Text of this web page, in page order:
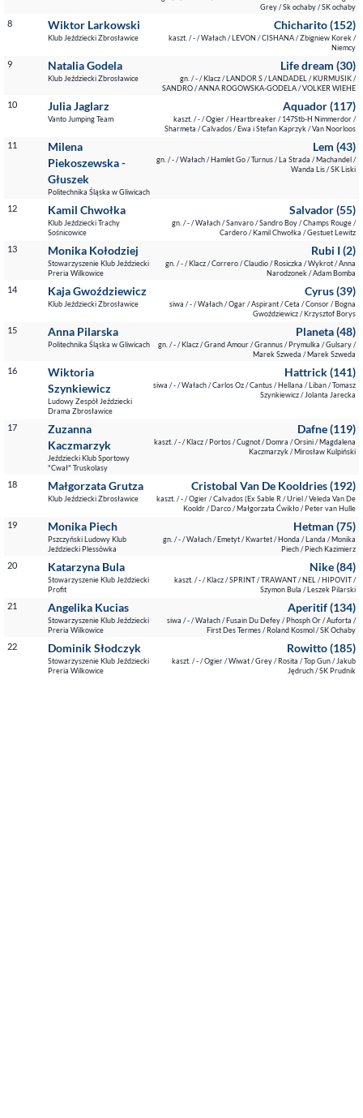
Grey / Sk ochaby / SK ochaby
8 Wiktor Larkowski
Klub Jeździecki Zbrosławice
Chicharito (152)
kaszt. / - / Wałach / LEVON / CISHANA / Zbigniew Korek /
Niemcy
9 Natalia Godela
Klub Jeździecki Zbrosławice
Life dream (30)
gn. / - / Klacz / LANDOR S / LANDADEL / KURMUSIK /
SANDRO / ANNA ROGOWSKA-GODELA / VOLKER WIEHE
10 Julia Jaglarz
Vanto Jumping Team
Aquador (117)
kaszt. / - / Ogier / Heartbreaker / 147Stb-H Nimmerdor /
Sharmeta / Calvados / Ewa i Stefan Kaprzyk / Van Noorloos
11
Milena
Piekoszewska -
Głuszek
Politechnika Śląska w Gliwicach
Lem (43)
gn. / - / Wałach / Hamlet Go / Turnus / La Strada / Machandel /
Wanda Lis / SK Liski
12 Kamil Chwołka
Klub Jeździecki Trachy
Sośnicowice
Salvador (55)
gn. / - / Wałach / Sanvaro / Sandro Boy / Champs Rouge /
Cardero / Kamil Chwołka / Gestuet Lewitz
13 Monika Kołodziej
Stowarzyszenie Klub Jeździecki
Preria Wilkowice
Rubi I (2)
gn. / - / Klacz / Correro / Claudio / Rosiczka / Wykrot / Anna
Narodzonek / Adam Bomba
14 Kaja Gwoździewicz
Klub Jeździecki Zbrosławice
Cyrus (39)
siwa / - / Wałach / Ogar / Aspirant / Ceta / Consor / Bogna
Gwoździewicz / Krzysztof Borys
15 Anna Pilarska
Politechnika Śląska w Gliwicach
Planeta (48)
gn. / - / Klacz / Grand Amour / Grannus / Prymulka / Gulsary /
Marek Szweda / Marek Szweda
16
Wiktoria
Szynkiewicz
Ludowy Zespół Jeździecki
Drama Zbrosławice
Hattrick (141)
siwa / - / Wałach / Carlos Oz / Cantus / Hellana / Liban / Tomasz
Szynkiewicz / Jolanta Jarecka
17
Zuzanna
Kaczmarzyk
Jeździecki Klub Sportowy
"Cwał" Truskolasy
Dafne (119)
kaszt. / - / Klacz / Portos / Cugnot / Domra / Orsini / Magdalena
Kaczmarzyk / Mirosław Kulpiński
18 Małgorzata Grutza
Klub Jeździecki Zbrosławice
Cristobal Van De Kooldries (192)
kaszt. / - / Ogier / Calvados (Ex Sable R / Uriel / Veleda Van De
Kooldr / Darco / Małgorzata Ćwikło / Peter van Hulle
19 Monika Piech
Pszczyński Ludowy Klub
Jeździecki Plessówka
Hetman (75)
gn. / - / Wałach / Emetyt / Kwartet / Honda / Landa / Monika
Piech / Piech Kazimierz
20 Katarzyna Bula
Stowarzyszenie Klub Jeździecki
Profit
Nike (84)
kaszt. / - / Klacz / SPRINT / TRAWANT / NEL / HIPOVIT /
Szymon Bula / Leszek Pilarski
21 Angelika Kucias
Stowarzyszenie Klub Jeździecki
Preria Wilkowice
Aperitif (134)
siwa / - / Wałach / Fusain Du Defey / Phosph Or / Auforta /
First Des Termes / Roland Kosmol / SK Ochaby
22 Dominik Słodczyk
Stowarzyszenie Klub Jeździecki
Preria Wilkowice
Rowitto (185)
kaszt. / - / Ogier / Wiwat / Grey / Rosita / Top Gun / Jakub
Jędruch / SK Prudnik